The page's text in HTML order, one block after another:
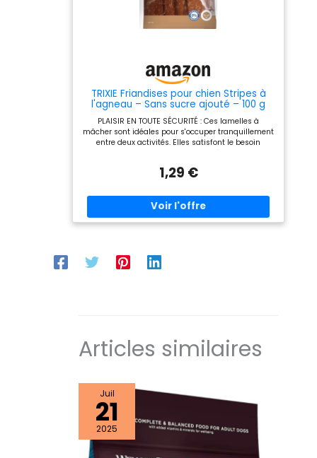
TRIXIE Friandises pour chien Stripes à
l'agneau – Sans sucre ajouté – 100 g
PLAISIR EN TOUTE SÉCURITÉ : Ces lamelles à
mâcher sont idéales pour s'occuper tranquillement
entre deux activités. Elles satisfont le besoin
naturel de mâcher et chassent l'ennui avec
Ce snack convient idéalement aux chiens
quotidien FACILE À DOSER : Le grand format
contient une belle réserve de plaisir en snack. Les
petites portions se distribuent selon les besoins –
parfait pour le quotidien, l'entraînement ou
donc gâter ton chien sans crainte et soutenir ainsi
une alimentation équilibrée et adaptée à l'espèce
1,29 €
Articles similaires
Juil
21
2025